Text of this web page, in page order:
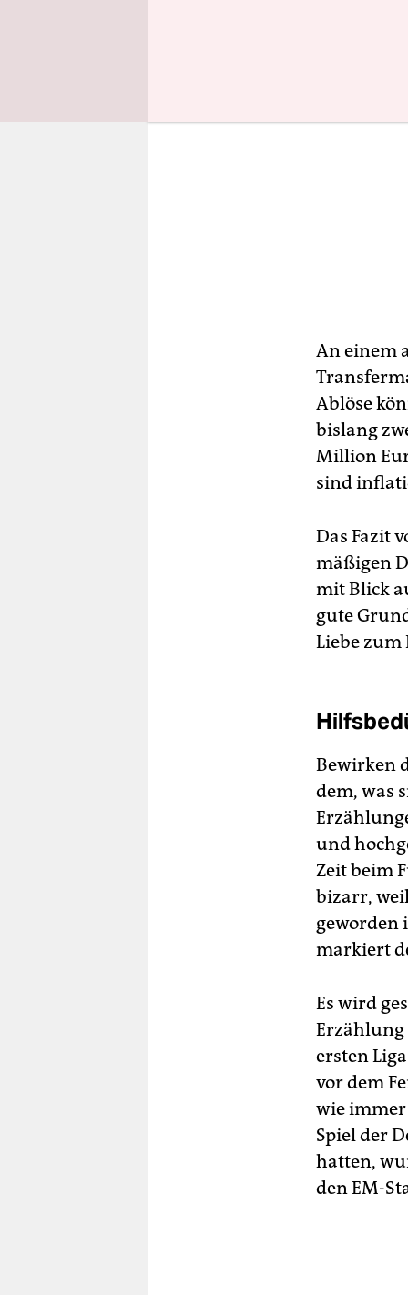
An einem
Ablöse
bislang
Million
sind
Das Fazit
mäßigen
mit Blick
gute
Liebe
Bewirken
dem, was
und
Zeit beim
bizarr,
geworden
markiert
Es wird
Erzählung
ersten
vor dem
wie
Spiel der
hatten,
den EM-